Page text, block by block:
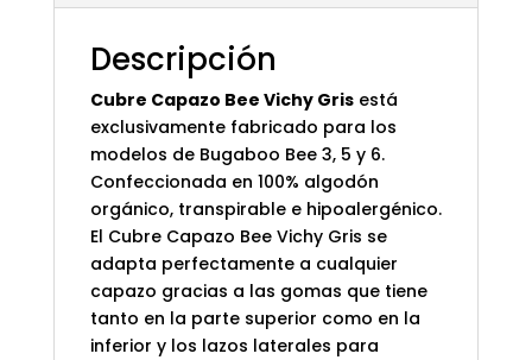
Descripción
Cubre Capazo Bee Vichy Grisestá
exclusivamente fabricado para los
modelos de Bugaboo Bee 3, 5 y 6.
Confeccionada en 100% algodón
orgánico, transpirable e hipoalergénico.
El Cubre Capazo Bee Vichy Gris se
adapta perfectamente a cualquier
capazo gracias a las gomas que tiene
tanto en la parte superior como en la
inferior y los lazos laterales para